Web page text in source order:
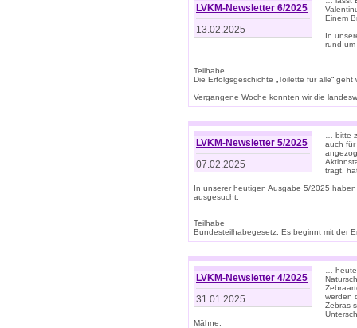
LVKM-Newsletter 6/2025
13.02.2025
Einem
In
rund
Teilhabe
Die Erfolgsgeschichte „Toilette für alle“
-------------------------------------------
Vergangene Woche konnten wir die
LVKM-Newsletter 5/2025
07.02.2025
… bitte
auch für
trägt,
In unserer heutigen Ausgabe 5/2025
ausgesucht:
Teilhabe
Bundesteilhabegesetz: Es beginnt mit der
LVKM-Newsletter 4/2025
31.01.2025
…
werden
Zebras
Mähne.